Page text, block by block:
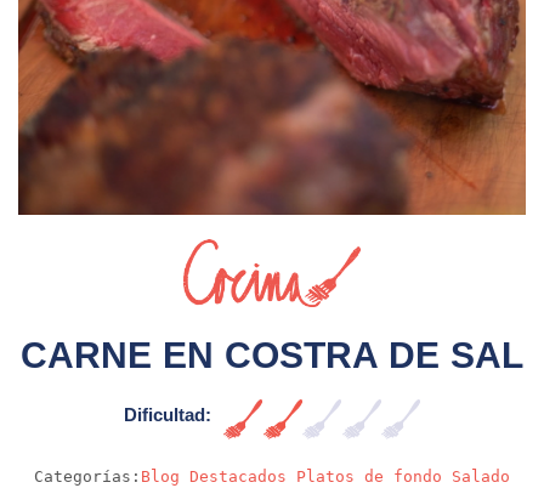
CARNE EN COSTRA DE SAL
Dificultad:
Categorías: Blog Destacados Platos de fondo
Salado